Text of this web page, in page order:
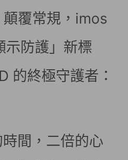
覆常規，imos
示防護」新標
的終極守護者：
間，二倍的心